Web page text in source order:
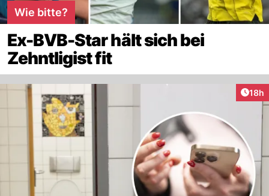
Wie bitte?
Ex-BVB-Star hält sich bei
Zehntligist fit
18h